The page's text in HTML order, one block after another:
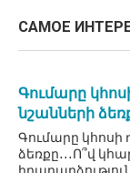
САМОЕ
Գումարը
նշանների
Գումարը
ձեռքը․․․Ո՞վ